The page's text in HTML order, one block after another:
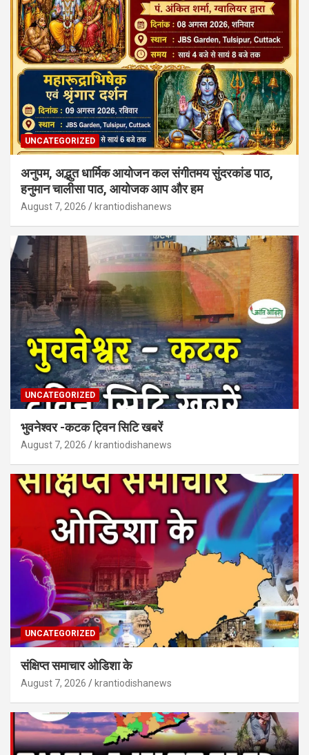
UNCATEGORIZED
अनुपम, अद्भुत धार्मिक आयोजन कल संगीतमय सुंदरकांड पाठ,
हनुमान चालीसा पाठ, आयोजक आप और हम
August 7, 2026 krantiodishanews
UNCATEGORIZED
भुवनेश्वर -कटक ट्विन सिटि खबरें
August 7, 2026 krantiodishanews
UNCATEGORIZED
संक्षिप्त समाचार ओडिशा के
August 7, 2026 krantiodishanews